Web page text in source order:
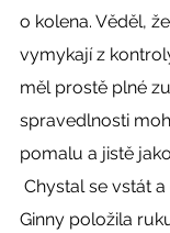
o kolena. Věděl,
vymykají z
měl prostě plné
spravedlnosti
pomalu a jistě
Ginny položila